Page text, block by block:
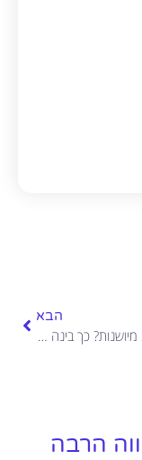
הבא
תחזיות SEO מיושנות? כך בינה מלאכותית חוזה את העונתיות בעסק שלכם ומכינה אתכם להצלחה
הרבה